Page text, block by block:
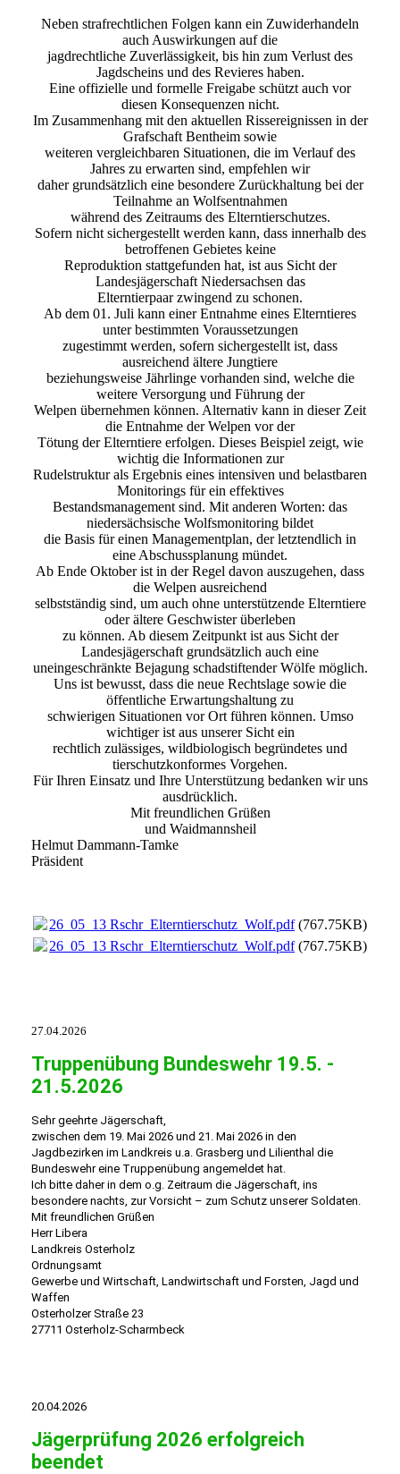
Neben strafrechtlichen Folgen kann ein Zuwiderhandeln
auch Auswirkungen auf die
jagdrechtliche Zuverlässigkeit, bis hin zum Verlust des
Jagdscheins und des Revieres haben.
Eine offizielle und formelle Freigabe schützt auch vor
diesen Konsequenzen nicht.
Im Zusammenhang mit den aktuellen Rissereignissen in der
Grafschaft Bentheim sowie
weiteren vergleichbaren Situationen, die im Verlauf des
Jahres zu erwarten sind, empfehlen wir
daher grundsätzlich eine besondere Zurückhaltung bei der
Teilnahme an Wolfsentnahmen
während des Zeitraums des Elterntierschutzes.
Sofern nicht sichergestellt werden kann, dass innerhalb des
betroffenen Gebietes keine
Reproduktion stattgefunden hat, ist aus Sicht der
Landesjägerschaft Niedersachsen das
Elterntierpaar zwingend zu schonen.
Ab dem 01. Juli kann einer Entnahme eines Elterntieres
unter bestimmten Voraussetzungen
zugestimmt werden, sofern sichergestellt ist, dass
ausreichend ältere Jungtiere
beziehungsweise Jährlinge vorhanden sind, welche die
weitere Versorgung und Führung der
Welpen übernehmen können. Alternativ kann in dieser Zeit
die Entnahme der Welpen vor der
Tötung der Elterntiere erfolgen. Dieses Beispiel zeigt, wie
wichtig die Informationen zur
Rudelstruktur als Ergebnis eines intensiven und belastbaren
Monitorings für ein effektives
Bestandsmanagement sind. Mit anderen Worten: das
niedersächsische Wolfsmonitoring bildet
die Basis für einen Managementplan, der letztendlich in
eine Abschussplanung mündet.
Ab Ende Oktober ist in der Regel davon auszugehen, dass
die Welpen ausreichend
selbstständig sind, um auch ohne unterstützende Elterntiere
oder ältere Geschwister überleben
zu können. Ab diesem Zeitpunkt ist aus Sicht der
Landesjägerschaft grundsätzlich auch eine
uneingeschränkte Bejagung schadstiftender Wölfe möglich.
Uns ist bewusst, dass die neue Rechtslage sowie die
öffentliche Erwartungshaltung zu
schwierigen Situationen vor Ort führen können. Umso
wichtiger ist aus unserer Sicht ein
rechtlich zulässiges, wildbiologisch begründetes und
tierschutzkonformes Vorgehen.
Für Ihren Einsatz und Ihre Unterstützung bedanken wir uns
ausdrücklich.
Mit freundlichen Grüßen
und Waidmannsheil
Helmut Dammann-Tamke
Präsident
26_05_13 Rschr_Elterntierschutz_Wolf.pdf(767.75KB)
26_05_13 Rschr_Elterntierschutz_Wolf.pdf(767.75KB)
27.04.2026
Truppenübung Bundeswehr 19.5. -
21.5.2026
Sehr geehrte Jägerschaft,
zwischen dem 19. Mai 2026 und 21. Mai 2026 in den
Jagdbezirken im Landkreis u.a. Grasberg und Lilienthal die
Bundeswehr eine Truppenübung angemeldet hat.
Ich bitte daher in dem o.g. Zeitraum die Jägerschaft, ins
besondere nachts, zur Vorsicht – zum Schutz unserer Soldaten.
Mit freundlichen Grüßen
Herr Libera
Landkreis Osterholz
Ordnungsamt
Gewerbe und Wirtschaft, Landwirtschaft und Forsten, Jagd und
Waffen
Osterholzer Straße 23
27711 Osterholz-Scharmbeck
20.04.2026
Jägerprüfung 2026 erfolgreich
beendet